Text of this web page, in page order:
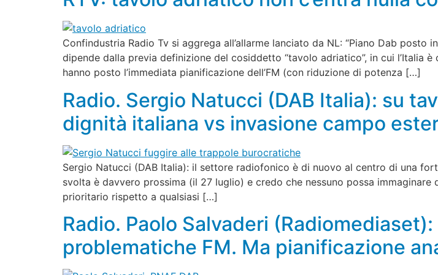
Confindustria Radio Tv si aggrega all’allarme lanciato da NL: “Piano Dab
dipende dalla previa definizione del cosiddetto “tavolo adriatico”, in cui l’Italia
hanno posto l’immediata pianificazione dell’FM (con riduzione di potenza […]
Radio. Sergio Natucci (DAB Italia): su
dignità italiana vs invasione campo
Sergio Natucci (DAB Italia): il settore radiofonico è di nuovo al centro di una
svolta è davvero prossima (il 27 luglio) e credo che nessuno possa
prioritario rispetto a qualsiasi […]
Radio. Paolo Salvaderi
problematiche FM. Ma pianificazione